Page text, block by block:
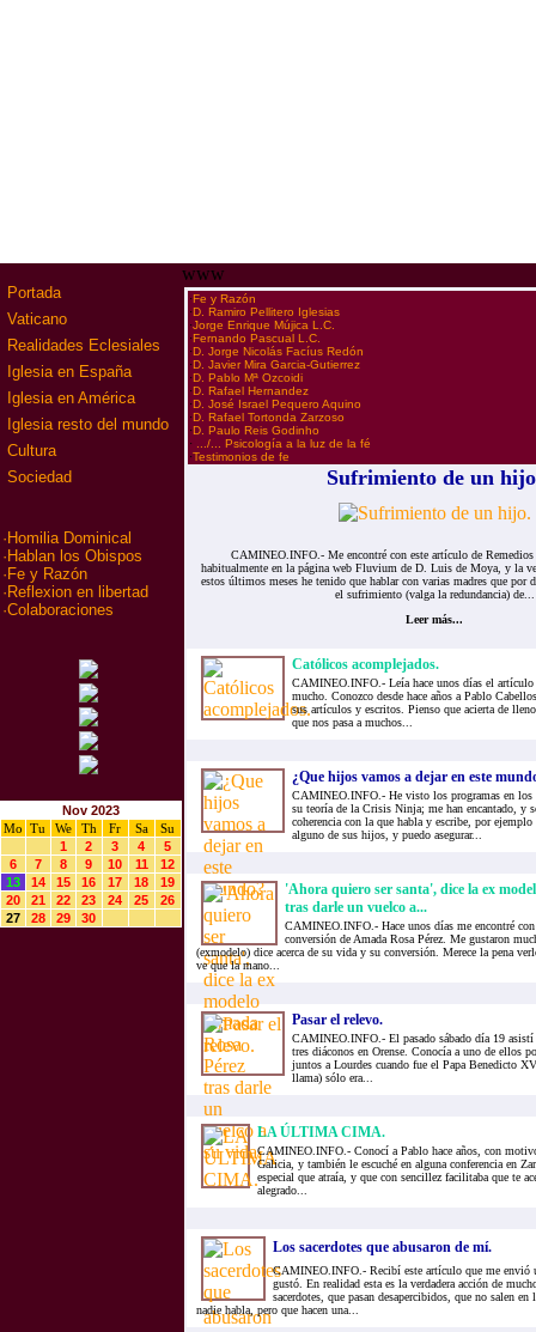
Portada
Vaticano
Realidades Eclesiales
Iglesia en España
Iglesia en América
Iglesia resto del mundo
Cultura
Sociedad
· Homilia Dominical
· Hablan los Obispos
· Fe y Razón
· Reflexion en libertad
·Colaboraciones
Nov 2023
Mo
Tu We Th Fr Sa
Su
1
2 3 4
5
6
7 8 9 10 11
12
13
14 15 16 17 18
19
20
21 22 23 24 25
26
27
28 29 30
www
·Fe y Razón
·D. Ramiro Pellitero Iglesias
·Jorge Enrique Mújica L.C.
·Fernando Pascual L.C.
·D. Jorge Nicolás Facíus Redón
·D. Javier Mira Garcia-Gutierrez
·D. Pablo Mª Ozcoidi
·D. Rafael Hernandez
·D. José Israel Pequero Aquino
·D. Rafael Tortonda Zarzoso
·D. Paulo Reis Godinho
· .../... Psicología a la luz de la fé
·Testimonios de fe
Sufrimiento de un
CAMINEO.INFO.- Me encontré con este artículo de Remedios
habitualmente en la página web Fluvium de D. Luis de Moya, y la
estos últimos meses he tenido que hablar con varias madres que por
el sufrimiento (valga la redundancia) de...
Leer más...
Católicos acomplejados.
CAMINEO.INFO.- Leía hace unos días el
mucho. Conozco desde hace años a Pablo
sus artículos y escritos. Pienso que acierta de
que nos pasa a muchos...
¿Que hijos vamos a dejar en este
CAMINEO.INFO.- He visto los programas en los
su teoría de la Crisis Ninja; me han encantado, y
coherencia con la que habla y escribe, por
alguno de sus hijos, y puedo asegurar...
'Ahora quiero ser santa', dice la ex
tras darle un vuelco a...
CAMINEO.INFO.- Hace unos días me encontré
conversión de Amada Rosa Pérez. Me gustaron
(exmodelo) dice acerca de su vida y su conversión. Merece la pena
ve que la mano...
Pasar el relevo.
CAMINEO.INFO.- El pasado sábado día 19 asistí
tres diáconos en Orense. Conocía a uno de ellos
juntos a Lourdes cuando fue el Papa Benedicto
llama) sólo era...
LA ÚLTIMA CIMA.
CAMINEO.INFO.- Conocí a Pablo hace años, con
Galicia, y también le escuché en alguna conferencia en
especial que atraía, y que con sencillez facilitaba que te
alegrado...
Los sacerdotes que abusaron de mí.
CAMINEO.INFO.- Recibí este artículo que me envió
gustó. En realidad esta es la verdadera acción de
sacerdotes, que pasan desapercibidos, que no salen
nadie habla, pero que hacen una...